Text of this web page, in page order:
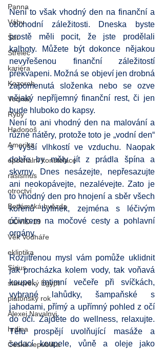
Panna
Váhy
Štír
Střelec
kariéra
Kozoroh
Vodnář
Ryby
Hadonoš
Amerika
epochální konstelace
rasismus
otroctví
Betlémská hvězda
COVID-19
Věk Vodnáře
ekliptika
Sírius
starověký Egypt
platónský rok
Alexej Navalnyj
hrdina
Česká republika
Není to však vhodný den na finanční a
obchodní záležitosti. Dneska byste
prostě měli pocit, že jste prodělali
kalhoty. Můžete být dokonce nějakou
nevyřešenou finanční záležitostí
překvapeni. Možná se objeví jen drobná
zapomenutá složenka nebo se ozve
nějaký nepříjemný finanční rest, či jen
bude hluboko do kapsy.
Není to ani vhodný den na malování a
různé nátěry, protože toto je „vodní den“
s vyšší vlhkostí ve vzduchu. Naopak
dobře by měly jít z prádla špína a
skvrny. Dnes nesázejte, nepřesazujte
ani neokopávejte, nezalévejte. Zato je
to vhodný den pro hnojení a sběr všech
kořenů bylinek, zejména s léčivým
účinkem na močové cesty a pohlavní
orgány.
Rozjitřenou mysl vám pomůže uklidnit
jak procházka kolem vody, tak voňavá
koupel, intimní večeře při svíčkách,
vybrané lahůdky, šampaňské s
jahodami, přímý a upřímný pohled z očí
do očí. Zajděte do wellness, relaxujte.
Tělu prospějí uvolňující masáže a
sedací koupele, vůně a oleje jako